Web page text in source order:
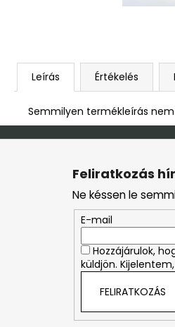
Leírás Értékelés
Semmilyen termékleírás
Feliratkozás
Ne késsen le
E-mail
Hozzájárulok,
küldjön.
FELIRATKOZÁS